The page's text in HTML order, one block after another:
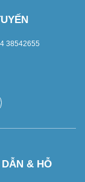
38542655
& HỖ